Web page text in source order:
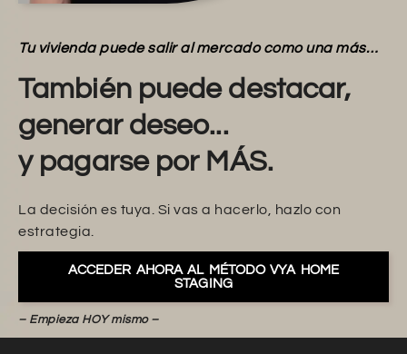
Tu vivienda puede salir al mercado como una más…
También puede destacar,
generar deseo...
y pagarse por MÁS.
La decisión es tuya. Si vas a hacerlo, hazlo con
estrategia.
ACCEDER AHORA AL MÉTODO VYA HOME
STAGING
– Empieza HOY mismo –